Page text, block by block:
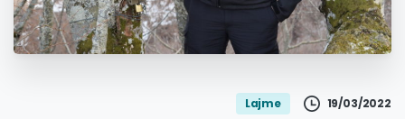
Lajme 19/03/2022